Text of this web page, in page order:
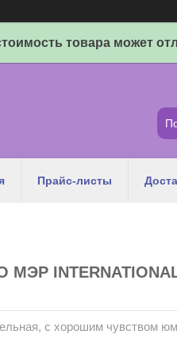
товара может
Прайс-листы
с хорошим чувством